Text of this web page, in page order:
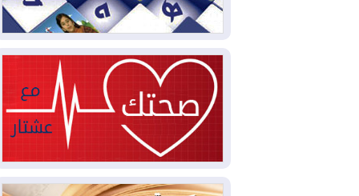
2026-08-03رئيس إقليم كوردستان في
2026-08-03
العراق يؤكد مجدداً التزامه
بمنع الهجمات على الدول المجاورة
2026-08-03
العجز والاقتراض يطوقان
المالية العراقية.. اقتراض يتجاوز 3 تريليونات
دينار!